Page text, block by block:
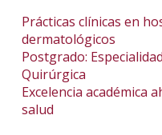
Prácticas clínicas en
dermatológicos
Postgrado:
Quirúrgica
Excelencia académica
salud